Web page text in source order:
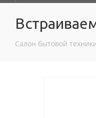
Салон бытовой